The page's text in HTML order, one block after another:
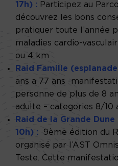
17h) : Participez au
découvrez les bons
pratiquer toute l’année
maladies cardio-
ou 4 km
Raid Famille
ans a 77 ans -
personne de plus de 8
adulte – categories 8/10
Raid de la Grande
10h) : 9ème édition du
organisé par l’AST
Teste. Cette